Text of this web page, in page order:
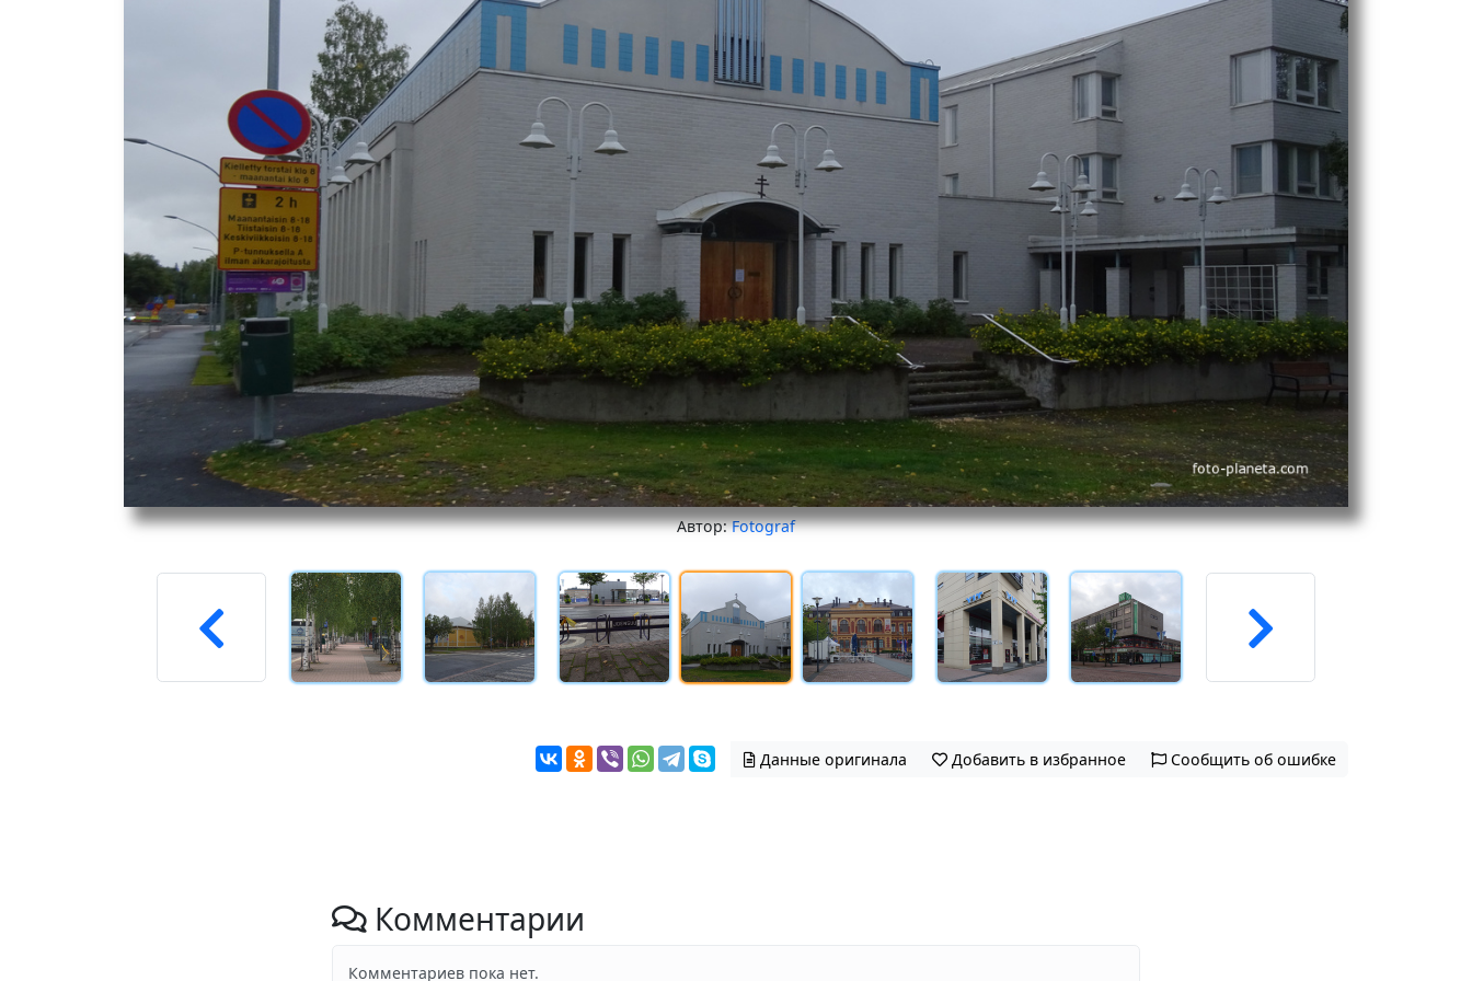
Автор:Fotograf
Данные оригинала Добавить в избранное Сообщить об ошибке
Комментарии
Комментариев пока нет.